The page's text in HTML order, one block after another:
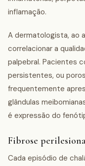
inflamação.
A dermatologista, ao
correlacionar a
palpebral. Pacientes
persistentes, ou
frequentemente
glândulas
é expressão do
Fibrose
Cada episódio de